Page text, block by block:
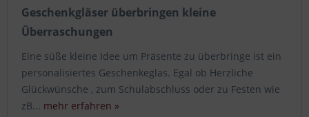
Geschenkgläser überbringen kleine
Überraschungen
Eine süße kleine Idee um Präsente zu überbringe ist ein
personalisiertes Geschenkeglas. Egal ob Herzliche
Glückwünsche , zum Schulabschluss oder zu Festen wie
zB... mehr erfahren »